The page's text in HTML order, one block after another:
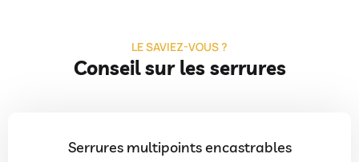
LE SAVIEZ-VOUS ?
Conseil sur les serrures
Serrures multipoints encastrables